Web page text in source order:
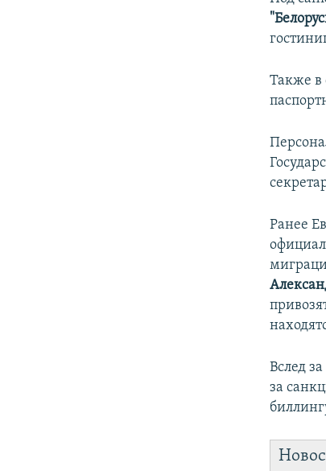
Также в
Ранее
Вслед
за